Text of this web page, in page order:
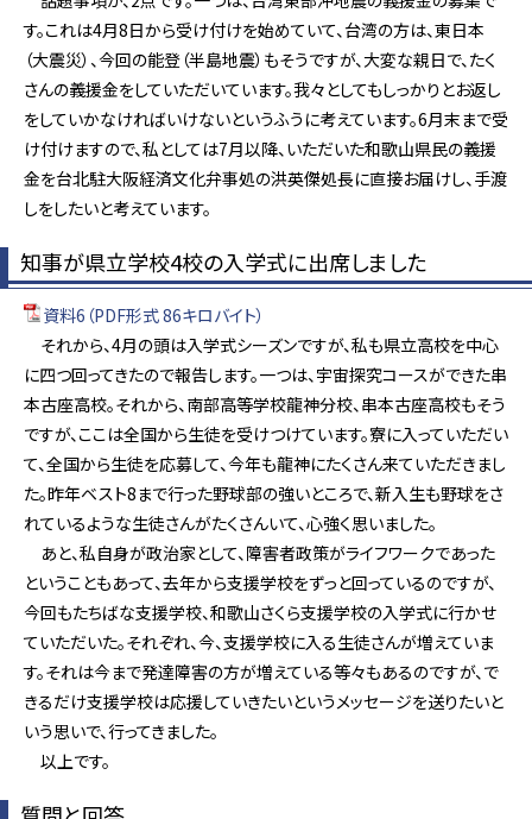
す。これは4月8日から受け付けを始めていて、台湾の方は、東日本
（大震災）、今回の能登（半島地震）もそうですが、大変な親日で、たく
さんの義援金をしていただいています。我々としてもしっかりとお返し
をしていかなければいけないというふうに考えています。6月末まで受
け付けますので、私としては7月以降、いただいた和歌山県民の義援
金を台北駐大阪経済文化弁事処の洪英傑処長に直接お届けし、手渡
しをしたいと考えています。
知事が県立学校4校の入学式に出席しました
資料6（PDF形式 86キロバイト）
それから、4月の頭は入学式シーズンですが、私も県立高校を中心
に四つ回ってきたので報告します。一つは、宇宙探究コースができた串
本古座高校。それから、南部高等学校龍神分校、串本古座高校もそう
ですが、ここは全国から生徒を受けつけています。寮に入っていただい
て、全国から生徒を応募して、今年も龍神にたくさん来ていただきまし
た。昨年ベスト8まで行った野球部の強いところで、新入生も野球をさ
れているような生徒さんがたくさんいて、心強く思いました。
あと、私自身が政治家として、障害者政策がライフワークであった
ということもあって、去年から支援学校をずっと回っているのですが、
今回もたちばな支援学校、和歌山さくら支援学校の入学式に行かせ
ていただいた。それぞれ、今、支援学校に入る生徒さんが増えていま
す。それは今まで発達障害の方が増えている等々もあるのですが、で
きるだけ支援学校は応援していきたいというメッセージを送りたいと
いう思いで、行ってきました。
以上です。